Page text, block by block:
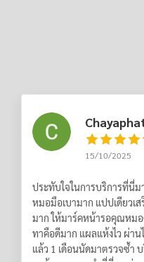
15/10/2025
ประทับใจในการบริการที่นี่
หมอมือเบามาก แปปเดียวเ
มาก ให้มาร์คหน้ารอคุณหมอ
ทาคือดีมาก แผลแห้งไว ผ่าน
แล้ว 1 เดือนนัดมาตรวจซ้ำ